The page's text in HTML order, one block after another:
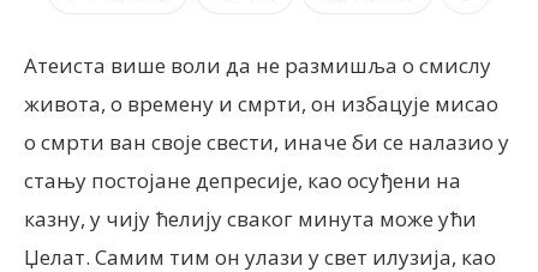
Атеиста више воли да не размишља о смислу
живота, о времену и смрти, он избацује мисао
о смрти ван своје свести, иначе би се налазио у
стању постојане депресије, као осуђени на
казну, у чију ћелију сваког минута може ући
Џелат. Самим тим он улази у свет илузија, као